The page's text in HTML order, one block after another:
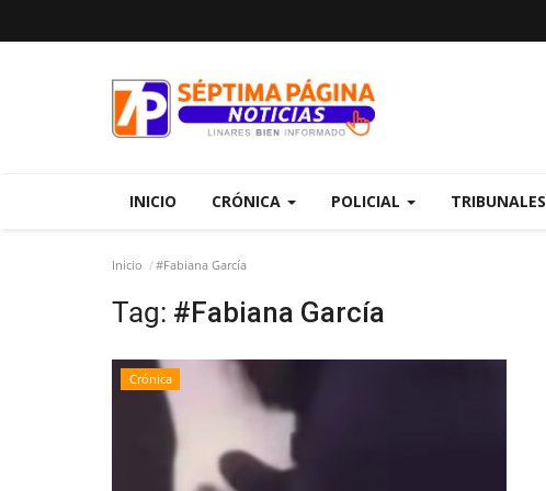
INICIO CRÓNICA POLICIAL TRIBUNALES
Inicio #Fabiana García
Tag: #Fabiana García
Crónica